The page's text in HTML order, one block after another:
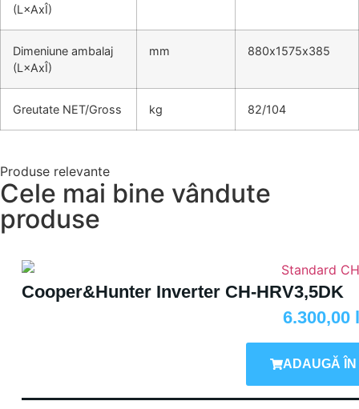
(L×AxÎ)
Dimeniune ambalaj
(L×AxÎ)
mm 880х1575х385
Greutate NET/Gross kg 82/104
Produse relevante
Cele mai bine vândute
produse
Cooper&Hunter Inverter CH-HRV3,5DK
6.300,00
ADAUGĂ ÎN